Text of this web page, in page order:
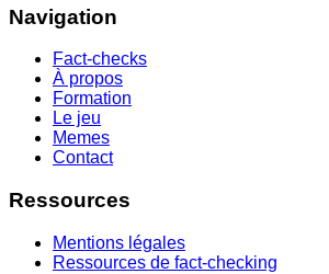
Navigation
Fact-checks
À propos
Formation
Le jeu
Memes
Contact
Ressources
Mentions légales
Ressources de fact-checking